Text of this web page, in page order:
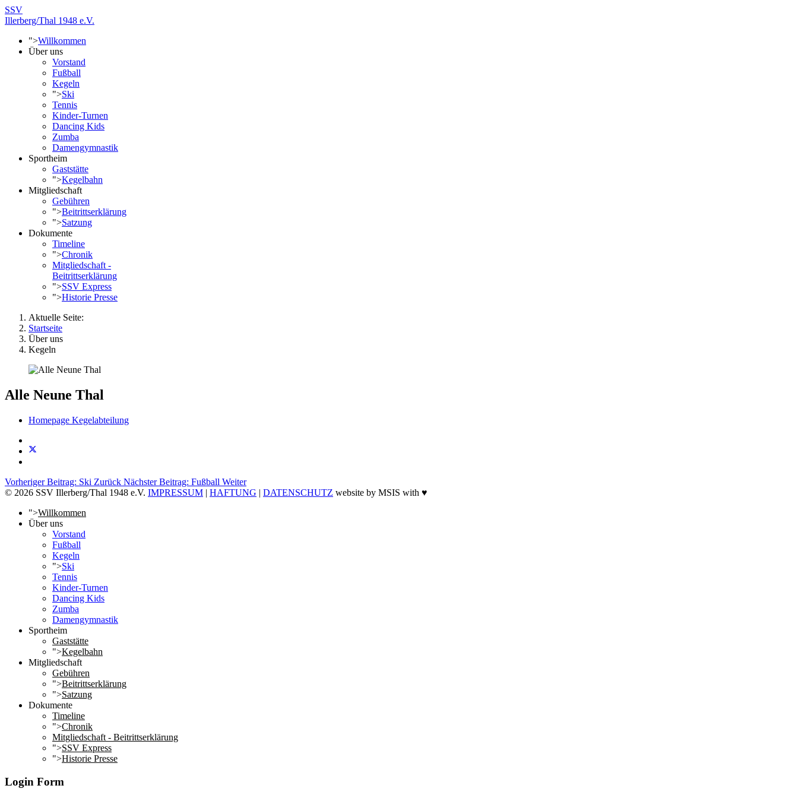
SSV
Illerberg/Thal 1948 e.V.
">Willkommen
Über uns
Vorstand
Fußball
Kegeln
">Ski
Tennis
Kinder-Turnen
Dancing Kids
Zumba
Damengymnastik
Sportheim
Gaststätte
">Kegelbahn
Mitgliedschaft
Gebühren
">Beitrittserklärung
">Satzung
Dokumente
Timeline
">Chronik
Mitgliedschaft -
Beitrittserklärung
">SSV Express
">Historie Presse
Aktuelle Seite:
Startseite
Über uns
Kegeln
Alle Neune Thal
Homepage Kegelabteilung
Vorheriger Beitrag: Ski Zurück Nächster Beitrag: Fußball Weiter
© 2026 SSV Illerberg/Thal 1948 e.V. IMPRESSUM | HAFTUNG | DATENSCHUTZ website by MSIS with ♥
">Willkommen
Über uns
Vorstand
Fußball
Kegeln
">Ski
Tennis
Kinder-Turnen
Dancing Kids
Zumba
Damengymnastik
Sportheim
Gaststätte
">Kegelbahn
Mitgliedschaft
Gebühren
">Beitrittserklärung
">Satzung
Dokumente
Timeline
">Chronik
Mitgliedschaft - Beitrittserklärung
">SSV Express
">Historie Presse
Login Form